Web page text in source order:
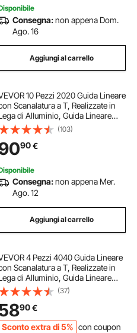
Consegna:non appena Dom.
Ago. 16
Aggiungi al carrello
10 Pezzi 2020 Guida Lineare
Scanalatura a T, Realizzate in
di Alluminio, Guida Lineare
Anodizzata Estruso ad Alta
Resistenza per Stampante,
Laser, Nero 1500 mm
(103)
90€
Consegna:non appena Mer.
Ago. 12
Aggiungi al carrello
4 Pezzi 4040 Guida Lineare
Scanalatura a T, Realizzate in
di Alluminio, Guida Lineare
Anodizzata Estruso ad Alta
Resistenza per Stampante,
Laser, Nero 1000 mm
(37)
90€
Sconto extra di 5% con coupon